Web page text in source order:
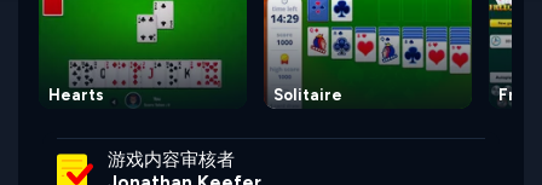
Hearts Solitaire
游戏内容审核者